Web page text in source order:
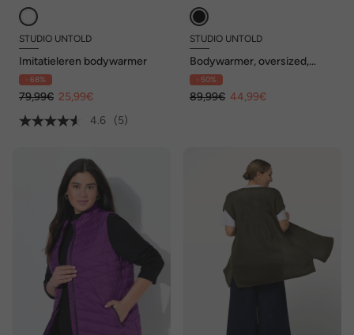
STUDIO UNTOLD
Imitatieleren bodywarmer
- 68%
79,99€ 25,99€
4.6
(5)
STUDIO UNTOLD
Bodywarmer, oversized,
biker mode, leerlook, used
look
- 50%
89,99€ 44,99€